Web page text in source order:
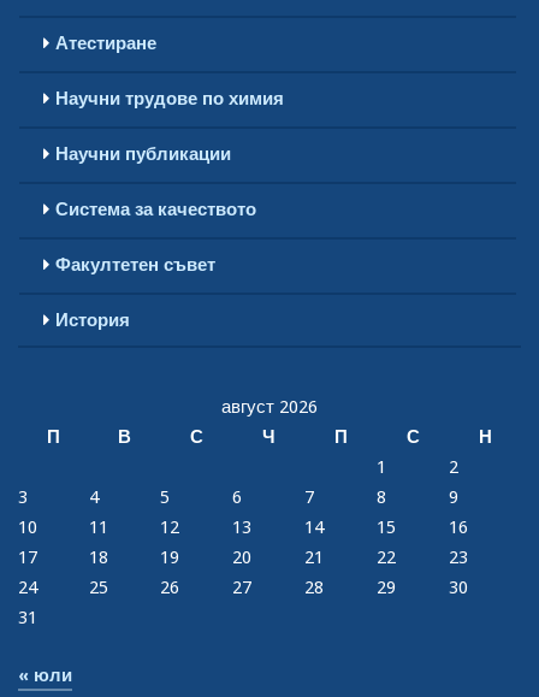
Атестиране
Научни трудове по химия
Научни публикации
Система за качеството
Факултетен съвет
История
август 2026
П
В С Ч П С
Н
1
2
3
4 5 6 7 8
9
10
11 12 13 14 15
16
17
18 19 20 21 22
23
24
25 26 27 28 29
30
31
« юли